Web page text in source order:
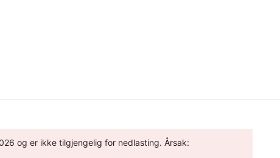
og er ikke tilgjengelig for nedlasting. Årsak: